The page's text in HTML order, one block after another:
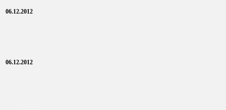
06.12.2012
06.12.2012